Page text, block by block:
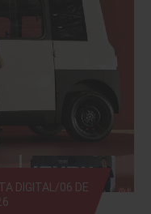
DIGITAL/06 DE